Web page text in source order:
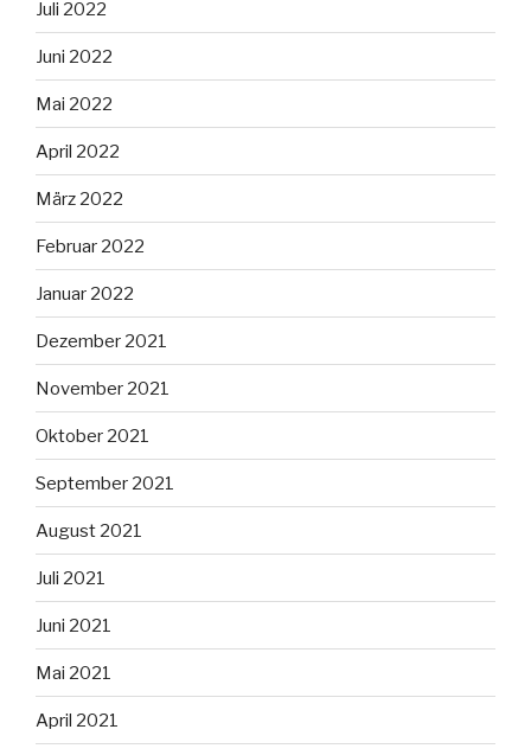
Juli 2022
Juni 2022
Mai 2022
April 2022
März 2022
Februar 2022
Januar 2022
Dezember 2021
November 2021
Oktober 2021
September 2021
August 2021
Juli 2021
Juni 2021
Mai 2021
April 2021